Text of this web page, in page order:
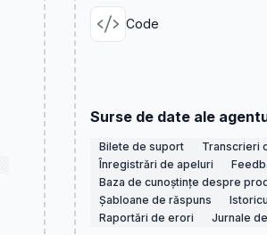
Code
Surse de date ale
Bilete de suport
Transcrieri
Înregistrări de apeluri
Baza de cunoștințe despre
Șabloane de răspuns
Raportări de erori
Jurnale